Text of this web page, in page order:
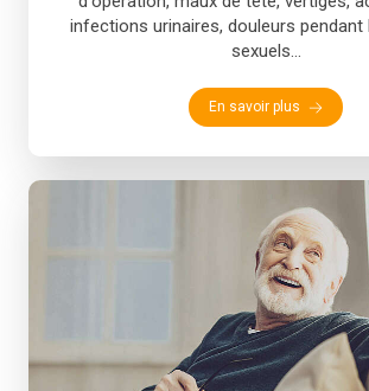
infections urinaires, douleurs pendant
sexuels...
En savoir plus